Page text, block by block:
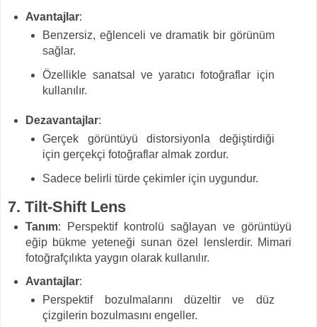
Avantajlar:
Benzersiz, eğlenceli ve dramatik bir görünüm
sağlar.
Özellikle sanatsal ve yaratıcı fotoğraflar için
kullanılır.
Dezavantajlar:
Gerçek görüntüyü distorsiyonla değiştirdiği
için gerçekçi fotoğraflar almak zordur.
Sadece belirli türde çekimler için uygundur.
7. Tilt-Shift Lens
Tanım: Perspektif kontrolü sağlayan ve görüntüyü
eğip bükme yeteneği sunan özel lenslerdir. Mimari
fotoğrafçılıkta yaygın olarak kullanılır.
Avantajlar:
Perspektif bozulmalarını düzeltir ve düz
çizgilerin bozulmasını engeller.